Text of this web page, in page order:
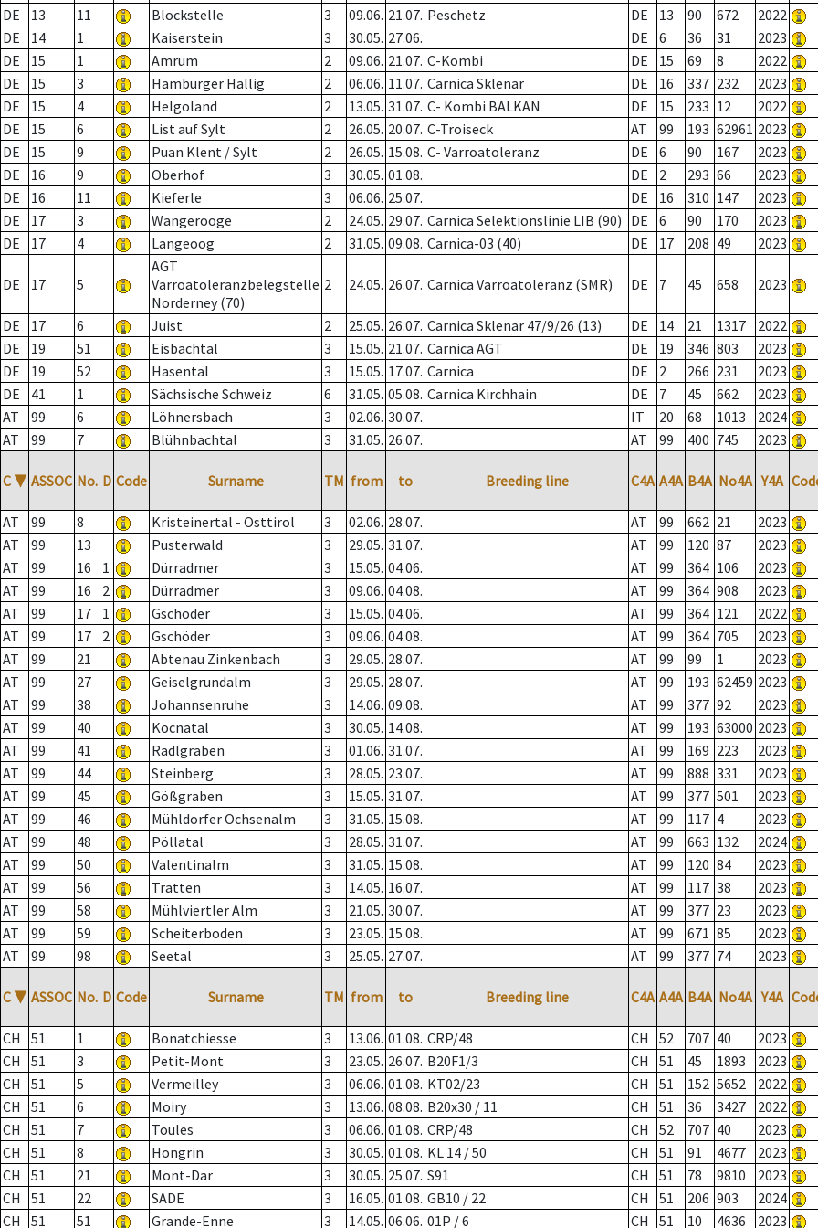
DE
13 11 Blockstelle 3 09.06. 21.07. Peschetz DE 13 90 672
2022
DE
14 1 Kaiserstein 3 30.05. 27.06. DE 6 36 31
2023
DE
15 1 Amrum 2 09.06. 21.07. C-Kombi DE 15 69 8
2022
DE
15 3 Hamburger Hallig 2 06.06. 11.07. Carnica Sklenar DE 16 337 232
2023
DE
15 4 Helgoland 2 13.05. 31.07. C- Kombi BALKAN DE 15 233 12
2022
DE
15 6 List auf Sylt 2 26.05. 20.07. C-Troiseck AT 99 193 62961 2023
DE
15 9 Puan Klent / Sylt 2 26.05. 15.08. C- Varroatoleranz DE 6 90 167
2023
DE
16 9 Oberhof 3 30.05. 01.08. DE 2 293 66
2023
DE
16 11 Kieferle 3 06.06. 25.07. DE 16 310 147
2023
DE
17 3 Wangerooge 2 24.05. 29.07. Carnica Selektionslinie LIB (90) DE 6 90 170
2023
DE
17 4 Langeoog 2 31.05. 09.08. Carnica-03 (40) DE 17 208 49 2023
DE 17 5
AGT
Varroatoleranzbelegstelle
Norderney (70)
2 24.05. 26.07. Carnica Varroatoleranz (SMR) DE 7 45 658 2023
DE 17 6 Juist 2 25.05. 26.07. Carnica Sklenar 47/9/26 (13) DE 14 21 1317
2022
DE
19 51 Eisbachtal 3 15.05. 21.07. Carnica AGT DE 19 346 803
2023
DE
19 52 Hasental 3 15.05. 17.07. Carnica DE 2 266 231
2023
DE
41 1 Sächsische Schweiz 6 31.05. 05.08. Carnica Kirchhain DE 7 45 662
2023
AT
99 6 Löhnersbach 3 02.06. 30.07. IT 20 68 1013
2024
AT
99 7 Blühnbachtal 3 31.05. 26.07. AT 99 400 745 2023
C ▼ ASSOC No. D Code Surname TM from to Breeding line C4A A4A B4A No4A Y4A
AT 99 8 Kristeinertal - Osttirol 3 02.06. 28.07. AT 99 662 21
2023
AT
99 13 Pusterwald 3 29.05. 31.07. AT 99 120 87
2023
AT
99 16 1 Dürradmer 3 15.05. 04.06. AT 99 364 106
2023
AT
99 16 2 Dürradmer 3 09.06. 04.08. AT 99 364 908
2023
AT
99 17 1 Gschöder 3 15.05. 04.06. AT 99 364 121
2022
AT
99 17 2 Gschöder 3 09.06. 04.08. AT 99 364 705
2023
AT
99 21 Abtenau Zinkenbach 3 29.05. 28.07. AT 99 99 1
2023
AT
99 27 Geiselgrundalm 3 29.05. 28.07. AT 99 193 62459 2023
AT
99 38 Johannsenruhe 3 14.06. 09.08. AT 99 377 92
2023
AT
99 40 Kocnatal 3 30.05. 14.08. AT 99 193 63000 2023
AT
99 41 Radlgraben 3 01.06. 31.07. AT 99 169 223
2023
AT
99 44 Steinberg 3 28.05. 23.07. AT 99 888 331
2023
AT
99 45 Gößgraben 3 15.05. 31.07. AT 99 377 501
2023
AT
99 46 Mühldorfer Ochsenalm 3 31.05. 15.08. AT 99 117 4
2023
AT
99 48 Pöllatal 3 28.05. 31.07. AT 99 663 132
2024
AT
99 50 Valentinalm 3 31.05. 15.08. AT 99 120 84
2023
AT
99 56 Tratten 3 14.05. 16.07. AT 99 117 38
2023
AT
99 58 Mühlviertler Alm 3 21.05. 30.07. AT 99 377 23
2023
AT
99 59 Scheiterboden 3 23.05. 15.08. AT 99 671 85
2023
AT
99 98 Seetal 3 25.05. 27.07. AT 99 377 74 2023
C ▼ ASSOC No. D Code Surname TM from to Breeding line C4A A4A B4A No4A Y4A
CH 51 1 Bonatchiesse 3 13.06. 01.08. CRP/48 CH 52 707 40
2023
CH
51 3 Petit-Mont 3 23.05. 26.07. B20F1/3 CH 51 45 1893
2023
CH
51 5 Vermeilley 3 06.06. 01.08. KT02/23 CH 51 152 5652
2022
CH
51 6 Moiry 3 13.06. 08.08. B20x30 / 11 CH 51 36 3427
2022
CH
51 7 Toules 3 06.06. 01.08. CRP/48 CH 52 707 40
2023
CH
51 8 Hongrin 3 30.05. 01.08. KL 14 / 50 CH 51 91 4677
2023
CH
51 21 Mont-Dar 3 30.05. 25.07. S91 CH 51 78 9810
2023
CH
51 22 SADE 3 16.05. 01.08. GB10 / 22 CH 51 206 903
2024
CH
51 51 Grande-Enne 3 14.05. 06.06. 01P / 6 CH 51 10 4636 2023